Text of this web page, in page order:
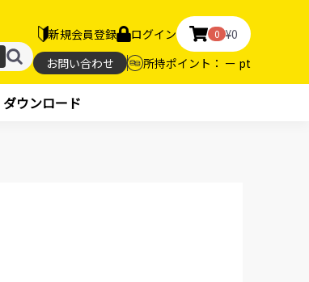
新規会員登録 ログイン 0 ¥0
お問い合わせ
所持ポイント： ー pt
ダウンロード